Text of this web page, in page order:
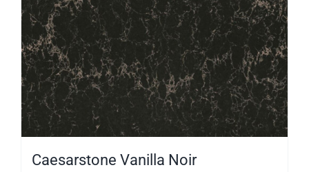
Caesarstone Vanilla Noir